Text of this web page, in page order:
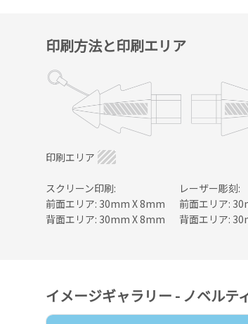
印刷方法と印刷エリア
印刷エリア
スクリーン印刷:
前面エリア: 30mm X 8mm
背面エリア: 30mm X 8mm
レーザー彫刻:
前面エリア:
背面エリア:
イメージギャラリー - ノベルテ